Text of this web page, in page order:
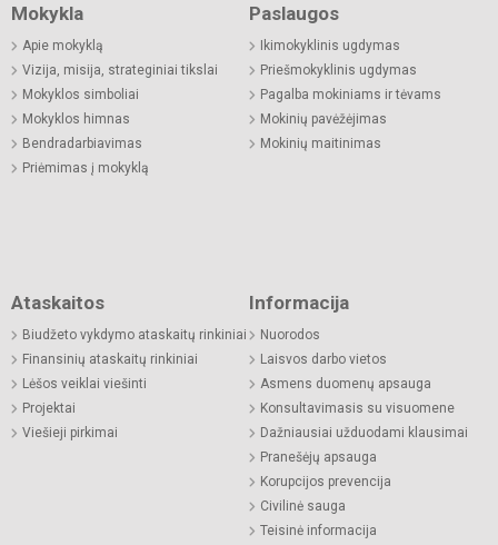
Mokykla
Apie mokyklą
Vizija, misija, strateginiai tikslai
Mokyklos simboliai
Mokyklos himnas
Bendradarbiavimas
Priėmimas į mokyklą
Paslaugos
Ikimokyklinis ugdymas
Priešmokyklinis ugdymas
Pagalba mokiniams ir tėvams
Mokinių pavėžėjimas
Mokinių maitinimas
Ataskaitos
Biudžeto vykdymo ataskaitų rinkiniai
Finansinių ataskaitų rinkiniai
Lėšos veiklai viešinti
Projektai
Viešieji pirkimai
Informacija
Nuorodos
Laisvos darbo vietos
Asmens duomenų apsauga
Konsultavimasis su visuomene
Dažniausiai užduodami klausimai
Pranešėjų apsauga
Korupcijos prevencija
Civilinė sauga
Teisinė informacija